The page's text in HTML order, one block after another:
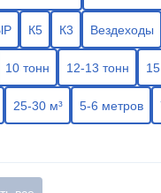
К5 К3 Вездеходы
10 тонн 12-13 тонн
25-30 м³ 5-6 метров